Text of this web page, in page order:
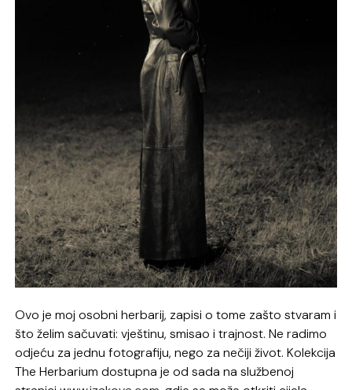
Ovo je moj osobni herbarij, zapisi o tome zašto stvaram i
što želim sačuvati: vještinu, smisao i trajnost. Ne radimo
odjeću za jednu fotografiju, nego za nečiji život. Kolekcija
The Herbarium dostupna je od sada na službenoj